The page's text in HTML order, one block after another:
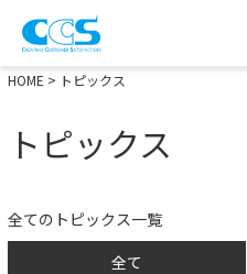
画像処理用の製品検索
HOME > トピックス
トピックス
全てのトピックス一覧
全て